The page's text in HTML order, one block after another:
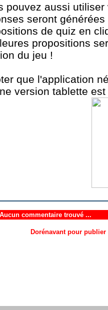
pouvez aussi
seront
de quiz en
propositions
du jeu !
que l'application
version tablette
Aucun commentaire trouvé ...
Dorénavant pour